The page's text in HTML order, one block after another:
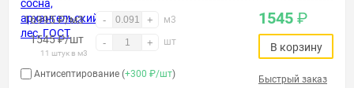
16995 ₽/м3 - + м3
1545₽/шт
11 штук в м3
- + шт
1545 ₽
Антисептирование (+300 ₽/шт)
В корзину
Быстрый заказ